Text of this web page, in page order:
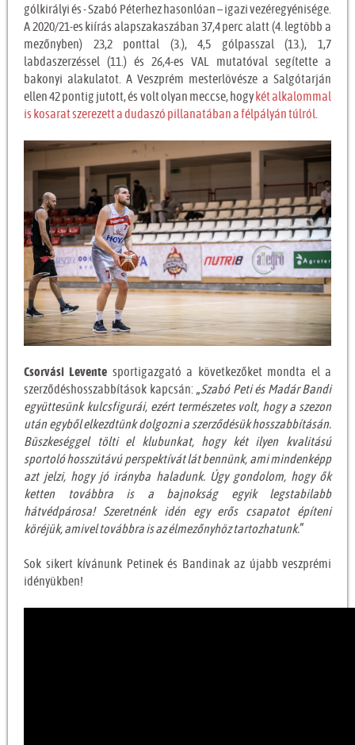
gólkirályi és - Szabó Péterhez hasonlóan – igazi vezéregyénisége.
A 2020/21-es kiírás alapszakaszában 37,4 perc alatt (4. legtöbb a
mezőnyben) 23,2 ponttal (3.), 4,5 gólpasszal (13.), 1,7
labdaszerzéssel (11.) és 26,4-es VAL mutatóval segítette a
bakonyi alakulatot. A Veszprém mesterlövésze a Salgótarján
ellen 42 pontig jutott, és volt olyan meccse, hogy két alkalommal
is kosarat szerezett a dudaszó pillanatában a félpályán túlról
Csorvási Levente sportigazgató a következőket mondta el a
szerződéshosszabbítások kapcsán: „Szabó Peti és Madár Bandi
együttesünk kulcsfigurái, ezért természetes volt, hogy a szezon
után egyből elkezdtünk dolgozni a szerződésük hosszabbításán.
Büszkeséggel tölti el klubunkat, hogy két ilyen kvalitású
sportoló hosszútávú perspektívát lát bennünk, ami mindenképp
azt jelzi, hogy jó irányba haladunk. Úgy gondolom, hogy ők
ketten továbbra is a bajnokság egyik legstabilabb
hátvédpárosa! Szeretnénk idén egy erős csapatot építeni
köréjük, amivel továbbra is az élmezőnyhöz tartozhatunk.”
Sok sikert kívánunk Petinek és Bandinak az újabb veszprémi
idényükben!